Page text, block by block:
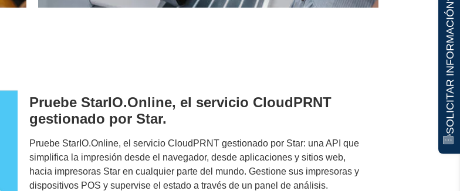
SOLICITAR INFORMACIÓN
Pruebe StarIO.Online, el servicio CloudPRNT
gestionado por Star.
Pruebe StarIO.Online, el servicio CloudPRNT gestionado por Star: una API que
simplifica la impresión desde el navegador, desde aplicaciones y sitios web,
hacia impresoras Star en cualquier parte del mundo. Gestione sus impresoras y
dispositivos POS y supervise el estado a través de un panel de análisis.